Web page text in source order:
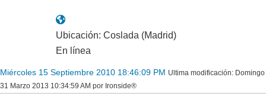
Ubicación: Coslada (Madrid)
En línea
Miércoles 15 Septiembre 2010 18:46:09 PM Ultima modificación: Domingo
31 Marzo 2013 10:34:59 AM por Ironside®